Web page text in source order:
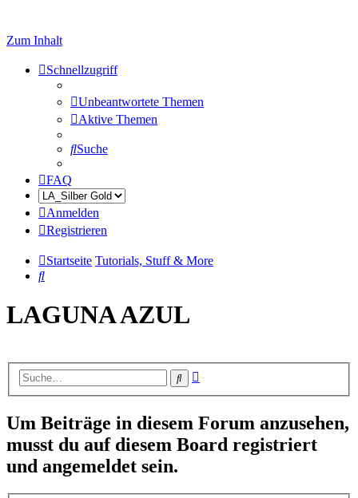
Zum Inhalt
Schnellzugriff
Unbeantwortete Themen
Aktive Themen
Suche
FAQ
Anmelden
Registrieren
Startseite Tutorials, Stuff & More
Suche
LAGUNA AZUL
Suche
Um Beiträge in diesem Forum anzusehen,
musst du auf diesem Board registriert
und angemeldet sein.